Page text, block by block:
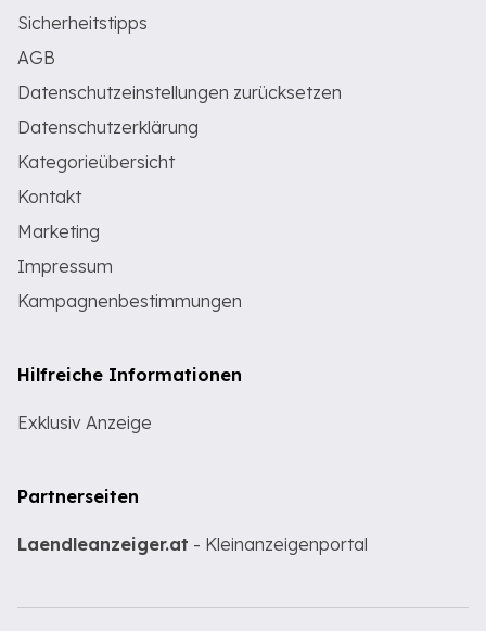
Sicherheitstipps
AGB
Datenschutzeinstellungen zurücksetzen
Datenschutzerklärung
Kategorieübersicht
Kontakt
Marketing
Impressum
Kampagnenbestimmungen
Hilfreiche Informationen
Exklusiv Anzeige
Partnerseiten
Laendleanzeiger.at - Kleinanzeigenportal